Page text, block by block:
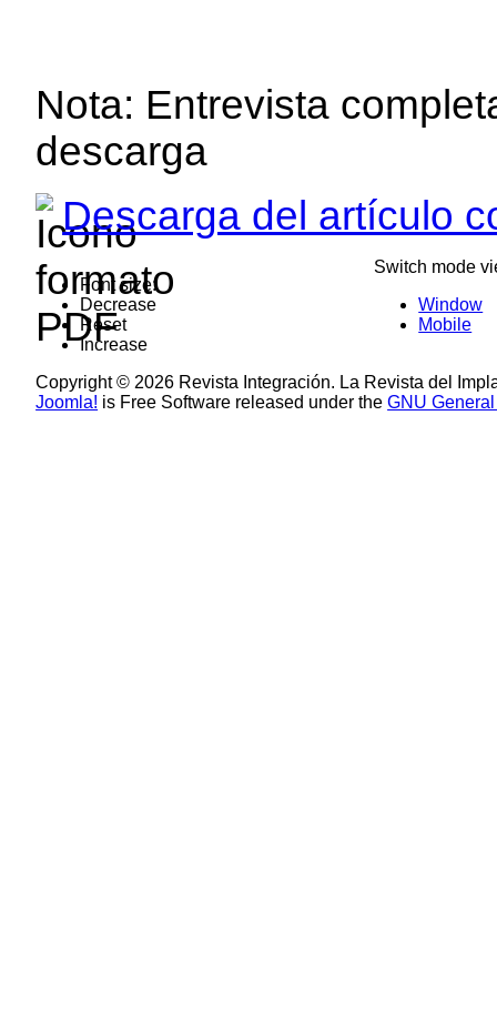
Nota: Entrevista
descarga
Descarga del artículo
Font size:
Decrease
Reset
Increase
Switch mode
Window
Mobile
Copyright © 2026 Revista Integración. La Revista del
Joomla! is Free Software released under theGNU